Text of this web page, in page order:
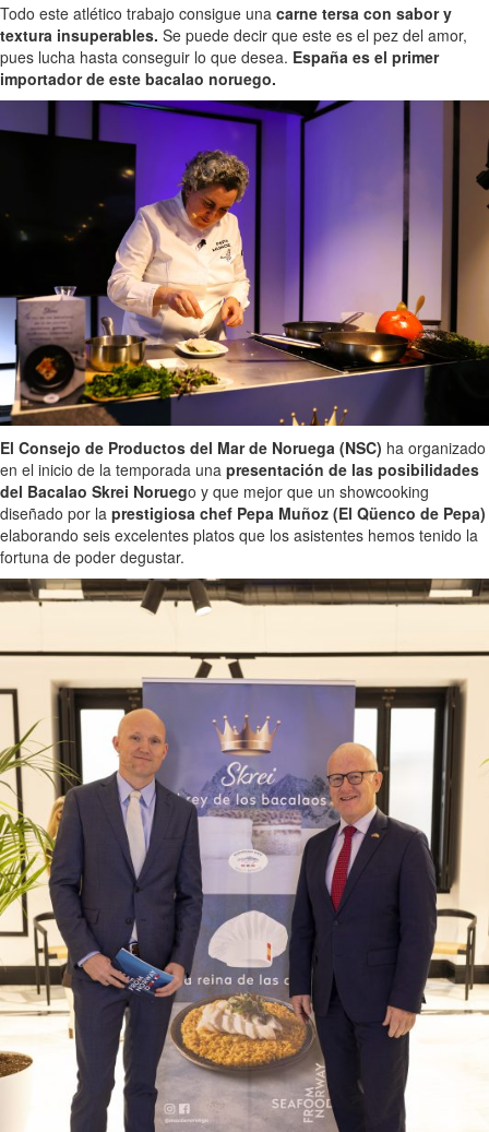
Todo este atlético trabajo consigue una carne tersa con sabor y
textura insuperables. Se puede decir que este es el pez del amor,
pues lucha hasta conseguir lo que desea. España es el primer
importador de este bacalao noruego.
El Consejo de Productos del Mar de Noruega (NSC) ha organizado
en el inicio de la temporada una presentación de las posibilidades
del Bacalao Skrei Noruego y que mejor que un showcooking
diseñado por la prestigiosa chef Pepa Muñoz (El Qüenco de Pepa)
elaborando seis excelentes platos que los asistentes hemos tenido la
fortuna de poder degustar.